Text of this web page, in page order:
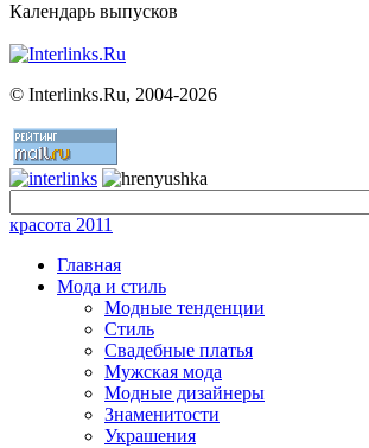
Календарь выпусков
© Interlinks.Ru, 2004-2026
красота 2011
Главная
Мода и стиль
Модные тенденции
Стиль
Свадебные платья
Мужская мода
Модные дизайнеры
Знаменитости
Украшения